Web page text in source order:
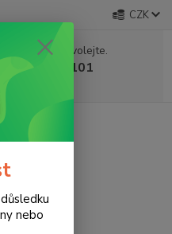
CZK
si rady? Zavolejte.
775 986 101
Ne, 8-20 hod.)
nebo